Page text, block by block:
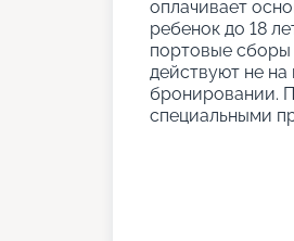
оплачивает
ребенок до 18
портовые сборы
действуют не на
бронировании.
специальными